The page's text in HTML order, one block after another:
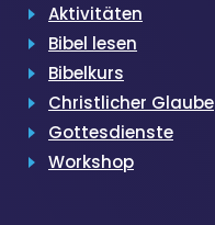
Aktivitäten
Bibel lesen
Bibelkurs
Christlicher Glaube
Gottesdienste
Workshop